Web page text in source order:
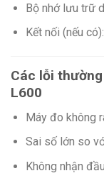
Bộ nhớ lưu trữ
Kết nối (nếu
Các lỗi
L600
Máy đo không
Sai số lớn so
Không nhận